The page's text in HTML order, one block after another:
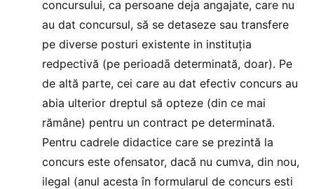
concursului, ca persoane deja angajate, care nu
au dat concursul, să se detaseze sau transfere
pe diverse posturi existente in instituţia
redpectivă (pe perioadā determinată, doar). Pe
de altă parte, cei care au dat efectiv concurs au
abia ulterior dreptul să opteze (din ce mai
rămâne) pentru un contract pe determinată.
Pentru cadrele didactice care se prezintă la
concurs este ofensator, dacă nu cumva, din nou,
ilegal (anul acesta în formularul de concurs esti